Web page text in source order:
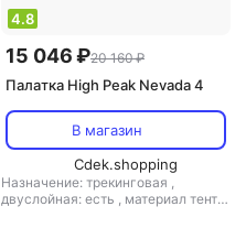
4.8
15 046 ₽20 160 ₽
Палатка High Peak Nevada 4
В магазин
Cdek.shopping
Назначение: трекинговая ,
двуслойная: есть , материал тента: